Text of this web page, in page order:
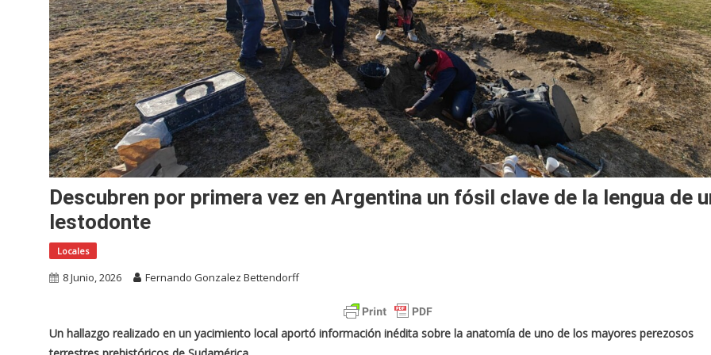
Descubren por primera vez en Argentina un fósil clave de la lengua de
lestodonte
Locales
8 Junio, 2026 Fernando Gonzalez Bettendorff
Un hallazgo realizado en un yacimiento local aportó información inédita sobre la anatomía de uno de los mayores perezosos